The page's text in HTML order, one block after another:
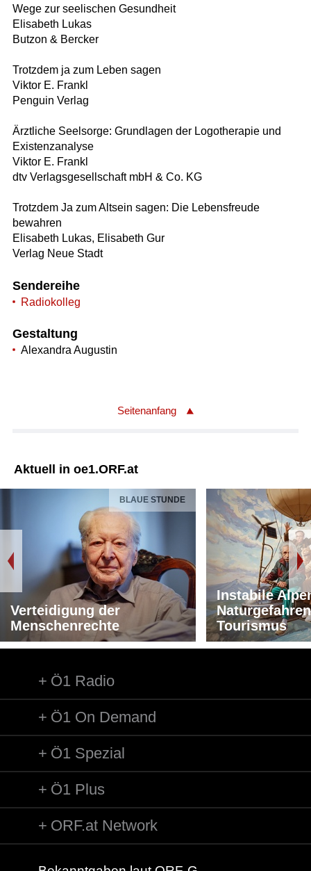
Wege zur seelischen Gesundheit
Elisabeth Lukas
Butzon & Bercker
Trotzdem ja zum Leben sagen
Viktor E. Frankl
Penguin Verlag
Ärztliche Seelsorge: Grundlagen der Logotherapie und
Existenzanalyse
Viktor E. Frankl
dtv Verlagsgesellschaft mbH & Co. KG
Trotzdem Ja zum Altsein sagen: Die Lebensfreude
bewahren
Elisabeth Lukas, Elisabeth Gur
Verlag Neue Stadt
Sendereihe
Radiokolleg
Gestaltung
Alexandra Augustin
Seitenanfang
Aktuell in oe1.ORF.at
BLAUE STUNDE
Verteidigung der
Menschenrechte
Instabile
Tourismus
Ö1 Radio
Ö1 On Demand
Ö1 Spezial
Ö1 Plus
ORF.at Network